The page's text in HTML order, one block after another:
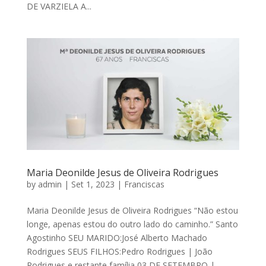
DE VARZIELA A...
Maria Deonilde Jesus de Oliveira Rodrigues
by admin | Set 1, 2023 | Franciscas
Maria Deonilde Jesus de Oliveira Rodrigues “Não estou
longe, apenas estou do outro lado do caminho.” Santo
Agostinho SEU MARIDO:José Alberto Machado
Rodrigues SEUS FILHOS:Pedro Rodrigues | João